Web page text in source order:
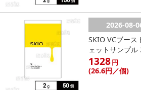
2026-08-
SKIO VCブース
ェットサンプ
1328円
(26.6円 ／個)